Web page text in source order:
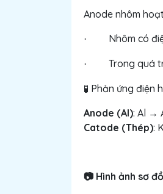
Anode nhôm
· Nhôm có
· Trong quá
🧪 Phản ứng điện
Anode (Al): Al →
Catode (Thép):
📷 Hình ảnh sơ